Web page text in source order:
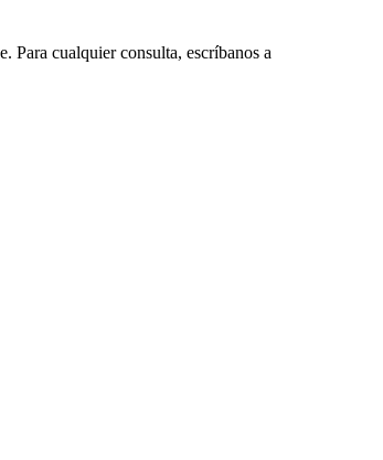
Para cualquier consulta, escríbanos a